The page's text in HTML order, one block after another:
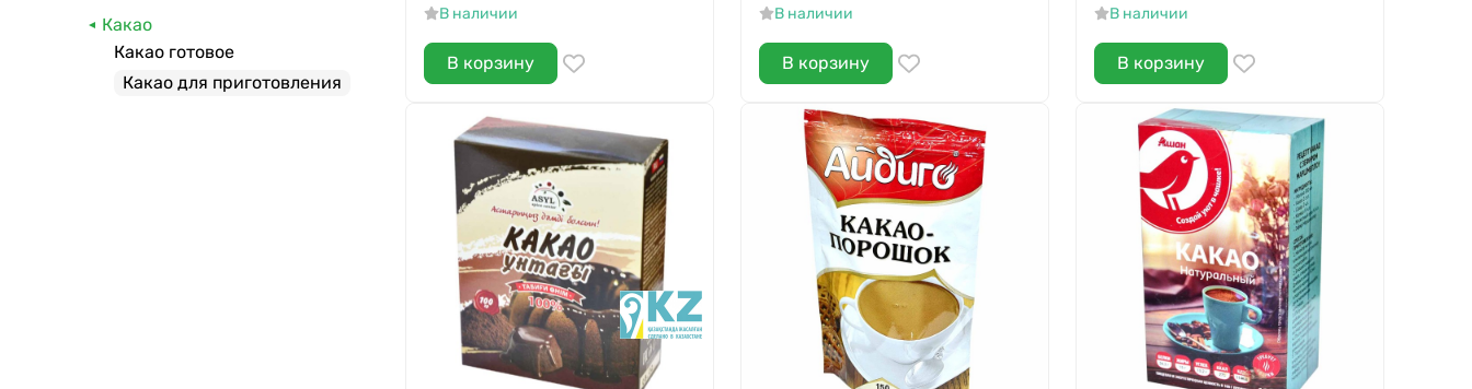
Dr.Oetker
Какао
Какао готовое
Какао для приготовления
В наличии
В корзину
В наличии
В корзину
В наличии
В корзину